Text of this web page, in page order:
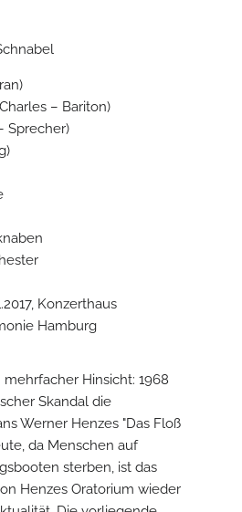
– Bariton)
Sprecher)
Konzerthaus
Hamburg
mehrfacher Hinsicht: 1968
Skandal die
Werner Henzes "Das Floß
da Menschen auf
sterben, ist das
Henzes Oratorium wieder